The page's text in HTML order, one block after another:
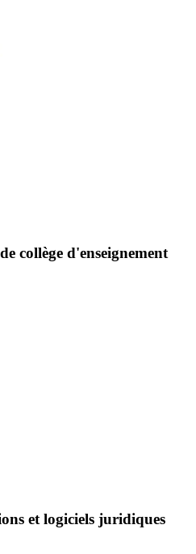
collège d'enseignement
et logiciels juridiques